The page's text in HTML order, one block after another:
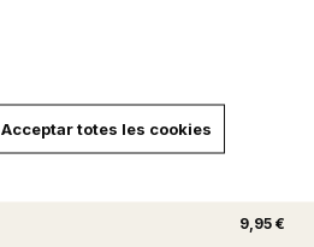
9,95 €
Acceptar totes les cookies